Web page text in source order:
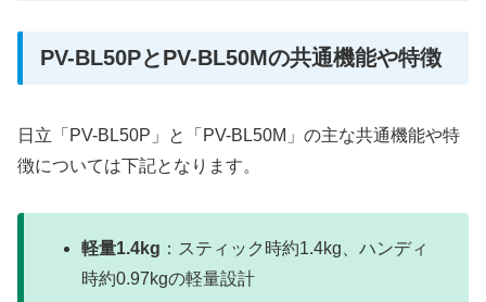
PV-BL50PとPV-BL50Mの共通機能や特徴
日立「PV-BL50P」と「PV-BL50M」の主な共通機能や特
徴については下記となります。
軽量1.4kg ：スティック時約1.4kg、ハンディ
時約0.97kgの軽量設計